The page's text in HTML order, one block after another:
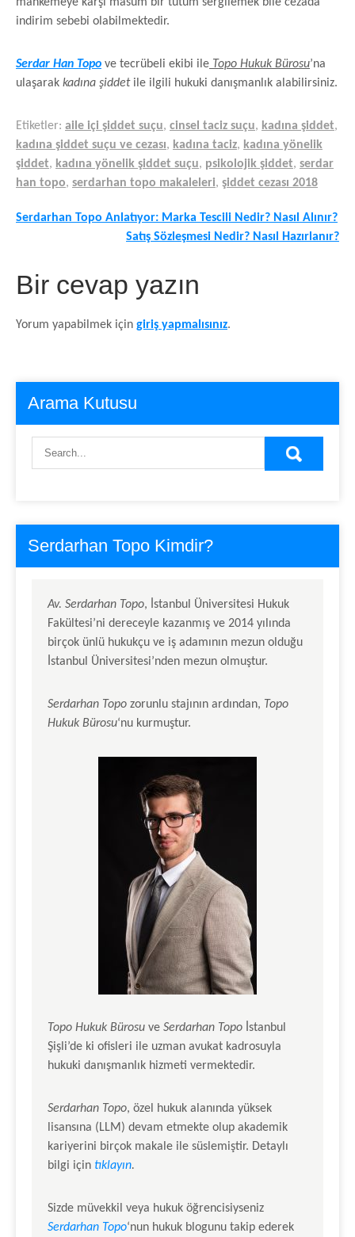
mahkemeye karşı masum bir tutum sergilemek bile cezada
indirim sebebi olabilmektedir.
Serdar Han Topo ve tecrübeli ekibi ile Topo Hukuk Bürosu’na
ulaşarak kadına şiddet ile ilgili hukuki danışmanlık alabilirsiniz.
Etiketler: aile içi şiddet suçu, cinsel taciz suçu, kadına şiddet,
kadına şiddet suçu ve cezası, kadına taciz, kadına yönelik
şiddet, kadına yönelik şiddet suçu, psikolojik şiddet, serdar
han topo, serdarhan topo makaleleri, şiddet cezası 2018
Yazı
Serdarhan Topo Anlatıyor: Marka Tescili Nedir? Nasıl Alınır?
Satış Sözleşmesi Nedir? Nasıl Hazırlanır?
Bir cevap yazın
Yorum yapabilmek için giriş yapmalısınız.
Arama Kutusu
Serdarhan Topo Kimdir?
Av. Serdarhan Topo, İstanbul Üniversitesi Hukuk
Fakültesi’ni dereceyle kazanmış ve 2014 yılında
birçok ünlü hukukçu ve iş adamının mezun olduğu
İstanbul Üniversitesi’nden mezun olmuştur.
Serdarhan Topo zorunlu stajının ardından, Topo
Hukuk Bürosu‘nu kurmuştur.
Topo Hukuk Bürosu ve Serdarhan Topo İstanbul
Şişli’de ki ofisleri ile uzman avukat kadrosuyla
hukuki danışmanlık hizmeti vermektedir.
Serdarhan Topo, özel hukuk alanında yüksek
lisansına (LLM) devam etmekte olup akademik
kariyerini birçok makale ile süslemiştir. Detaylı
bilgi için tıklayın.
Sizde müvekkil veya hukuk öğrencisiyseniz
Serdarhan Topo‘nun hukuk blogunu takip ederek